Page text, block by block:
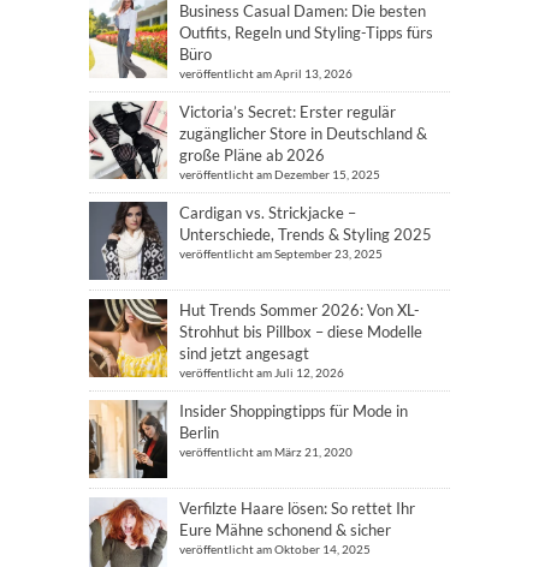
Business Casual Damen: Die besten
Outfits, Regeln und Styling-Tipps fürs
Büro
veröffentlicht am April 13, 2026
Victoria’s Secret: Erster regulär
zugänglicher Store in Deutschland &
große Pläne ab 2026
veröffentlicht am Dezember 15, 2025
Cardigan vs. Strickjacke –
Unterschiede, Trends & Styling 2025
veröffentlicht am September 23, 2025
Hut Trends Sommer 2026: Von XL-
Strohhut bis Pillbox – diese Modelle
sind jetzt angesagt
veröffentlicht am Juli 12, 2026
Insider Shoppingtipps für Mode in
Berlin
veröffentlicht am März 21, 2020
Verfilzte Haare lösen: So rettet Ihr
Eure Mähne schonend & sicher
veröffentlicht am Oktober 14, 2025